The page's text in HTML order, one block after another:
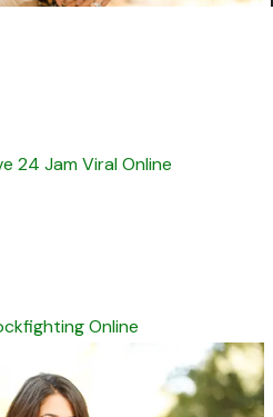
24 Jam Viral Online
Online